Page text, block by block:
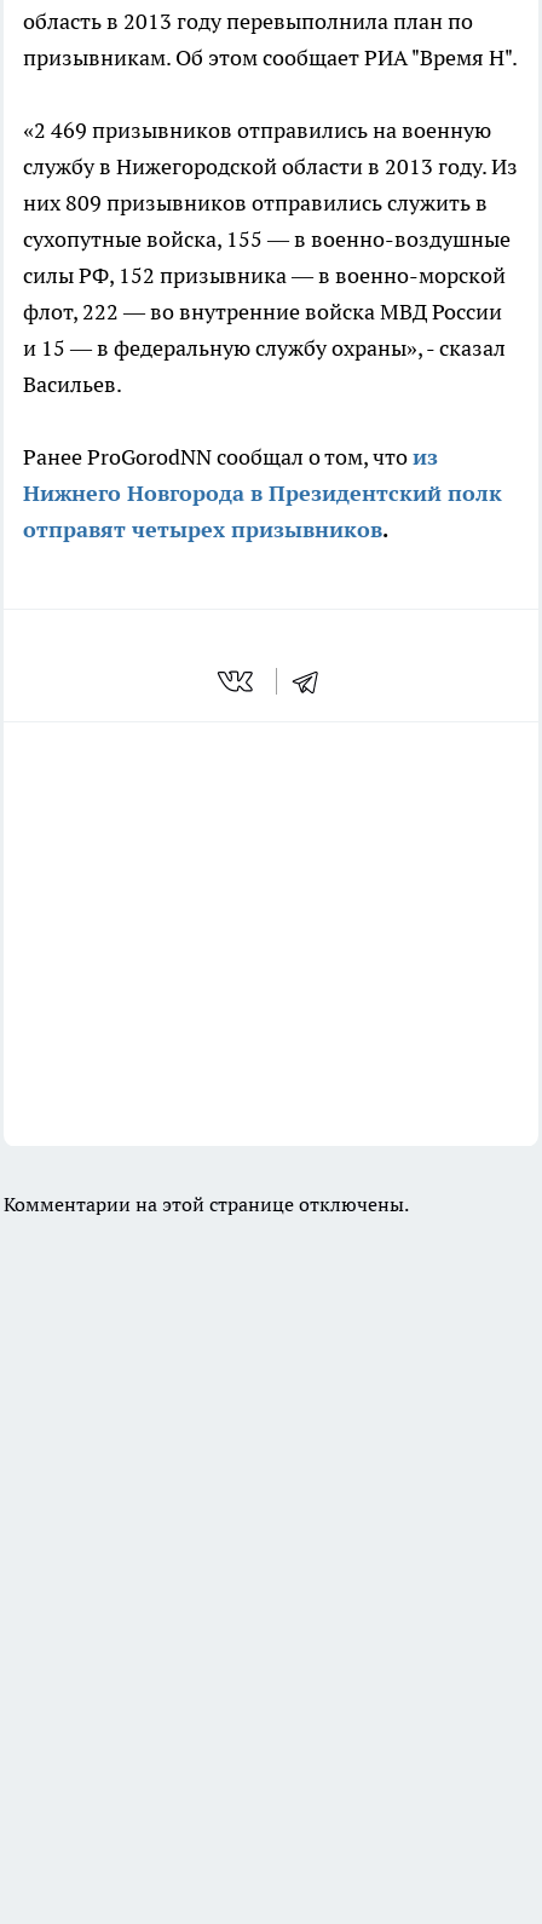
область в 2013 году перевыполнила план по
призывникам. Об этом сообщает РИА "Время Н".
«2 469 призывников отправились на военную
службу в Нижегородской области в 2013 году. Из
них 809 призывников отправились служить в
сухопутные войска, 155 — в военно-воздушные
силы РФ, 152 призывника — в военно-морской
флот, 222 — во внутренние войска МВД России
и 15 — в федеральную службу охраны», - сказал
Васильев.
Ранее ProGorodNN сообщал о том, чтоиз
Нижнего Новгорода в Президентский полк
отправят четырех призывников.
Комментарии на этой странице отключены.